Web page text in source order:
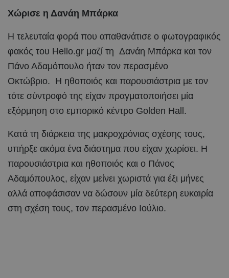
Χώρισε η Δανάη Μπάρκα
Η τελευταία φορά που απαθανάτισε ο φωτογραφικός
φακός του Hello.gr μαζί τη Δανάη Μπάρκα και τον
Πάνο Αδαμόπουλο ήταν τον περασμένο
Οκτώβριο. Η ηθοποιός και παρουσιάστρια με τον
τότε σύντροφό της είχαν πραγματοποιήσει μία
εξόρμηση στο εμπορικό κέντρο Golden Hall.
Κατά τη διάρκεια της μακροχρόνιας σχέσης τους,
υπήρξε ακόμα ένα διάστημα που είχαν χωρίσει. Η
παρουσιάστρια και ηθοποιός και ο Πάνος
Αδαμόπουλος, είχαν μείνει χωριστά για έξι μήνες
αλλά αποφάσισαν να δώσουν μία δεύτερη ευκαιρία
στη σχέση τους, τον περασμένο Ιούλιο.